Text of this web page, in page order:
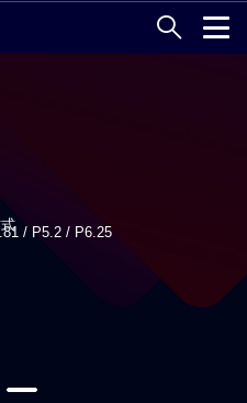
/ P5.2 / P6.25